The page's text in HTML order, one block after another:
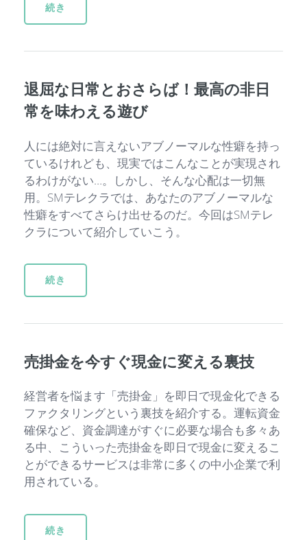
続き
退屈な日常とおさらば！最高の非日
常を味わえる遊び
人には絶対に言えないアブノーマルな性癖を持っ
ているけれども、現実ではこんなことが実現され
るわけがない…。しかし、そんな心配は一切無
用。SMテレクラでは、あなたのアブノーマルな
性癖をすべてさらけ出せるのだ。今回はSMテレ
クラについて紹介していこう。
続き
売掛金を今すぐ現金に変える裏技
経営者を悩ます「売掛金」を即日で現金化できる
ファクタリングという裏技を紹介する。運転資金
確保など、資金調達がすぐに必要な場合も多々あ
る中、こういった売掛金を即日で現金に変えるこ
とができるサービスは非常に多くの中小企業で利
用されている。
続き